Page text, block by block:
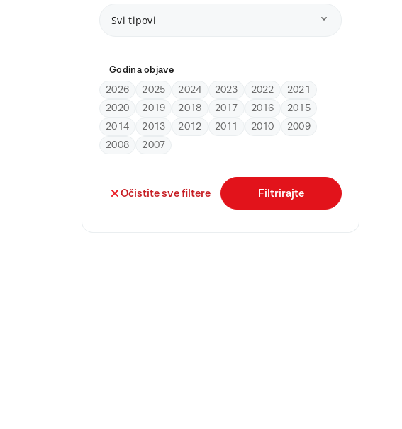
Svi tipovi
Godina objave
2026
2025 2024 2023 2022
2021
2020
2019 2018 2017 2016
2015
2014
2013 2012 2011 2010
2009
2008
2007
Očistite sve filtere Filtrirajte